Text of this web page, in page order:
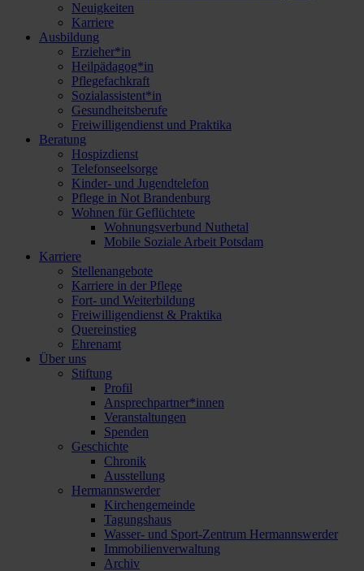
Neuigkeiten
Karriere
Ausbildung
Erzieher*in
Heilpädagog*in
Pflegefachkraft
Sozialassistent*in
Gesundheitsberufe
Freiwilligendienst und Praktika
Beratung
Hospizdienst
Telefonseelsorge
Kinder- und Jugendtelefon
Pflege in Not Brandenburg
Wohnen für Geflüchtete
Wohnungsverbund Nuthetal
Mobile Soziale Arbeit Potsdam
Karriere
Stellenangebote
Karriere in der Pflege
Fort- und Weiterbildung
Freiwilligendienst & Praktika
Quereinstieg
Ehrenamt
Über uns
Stiftung
Profil
Ansprechpartner*innen
Veranstaltungen
Spenden
Geschichte
Chronik
Ausstellung
Hermannswerder
Kirchengemeinde
Tagungshaus
Wasser- und Sport-Zentrum Hermannswerder
Immobilienverwaltung
Archiv